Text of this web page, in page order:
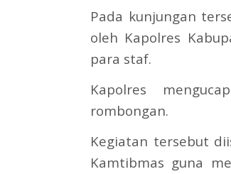
Pada kunjungan
oleh Kapolres
para staf.
Kapolres
rombongan.
Kegiatan tersebut
Kamtibmas guna